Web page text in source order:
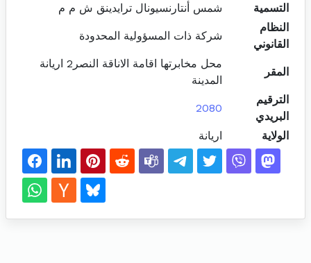
التسمية
شمس أنتارنسيونال ترايدينق ش م م
النظام
القانوني
شركة ذات المسؤولية المحدودة
المقر
محل مخابرتها اقامة الاناقة النصر2 اريانة
المدينة
الترقيم
البريدي
2080
الولاية اريانة